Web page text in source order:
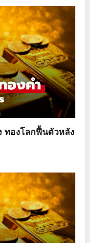
ทองโลกฟื้นตัวหลัง